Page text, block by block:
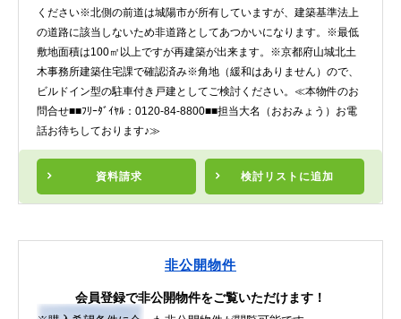
資料請求 検討リスト に追加
ください※北側の前道は城陽市が所有していますが、建築基準法上
の道路に該当しないため非道路としてあつかいになります。※最低
敷地面積は100㎡以上ですが再建築が出来ます。※京都府山城北土
木事務所建築住宅課で確認済み※角地（緩和はありません）ので、
ビルドイン型の駐車付き戸建としてご検討ください。≪本物件のお
問合せ■■ﾌﾘｰﾀﾞｲﾔﾙ：0120-84-8800■■担当大名（おおみょう）お電
話お待ちしております♪≫
非公開物件
会員登録で非公開物件をご覧いただけます！